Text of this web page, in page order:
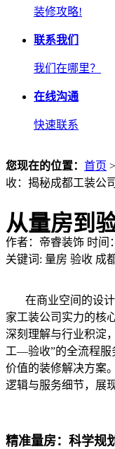
装修攻略!
联系我们
我们在哪里？
在线沟通
快速联系
您现在的位置： 首页 >
收：揭秘成都工装公
从量房到
公司的全
作者：帝睿装饰 时间
关键词: 量房 验收 成
在商业空间的设计
家工装公司实力的核
深刻理解与行业积淀
工—验收”的全流程服
价值的装修解决方案
逻辑与服务细节，展
精准量房：科学规